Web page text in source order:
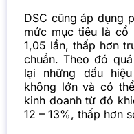
DSC cũng áp dụng
mức mục tiêu là cổ
1,05 lần, thấp hơn
chuẩn. Theo đó
lại những dấu
không lớn và có
kinh doanh từ đó
12 – 13%, thấp hơn